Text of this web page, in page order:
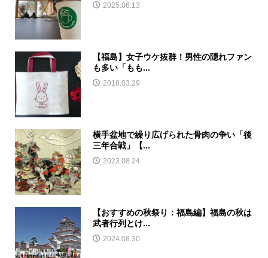
2025.06.13
【福島】女子ウケ抜群！男性の隠れファン
も多い「もも...
2018.03.29
横手盆地で繰り広げられた骨肉の争い「後
三年合戦」【...
2023.08.24
【おすすめの秋祭り：福島編】福島の秋は
武者行列とけ...
2024.08.30